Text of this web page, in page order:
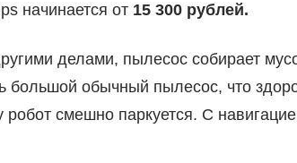
начинается от 15 300 рублей.
делами, пылесос собирает
большой обычный пылесос, что
смешно паркуется. С